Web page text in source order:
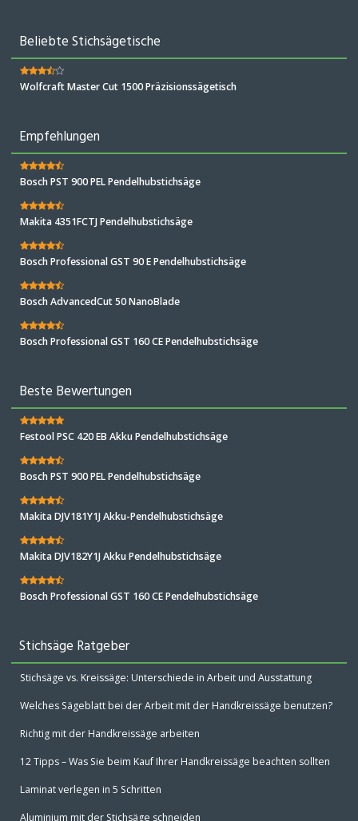
Beliebte Stichsägetische
Wolfcraft Master Cut 1500 Präzisionssägetisch
Empfehlungen
Bosch PST 900 PEL Pendelhubstichsäge
Makita 4351FCTJ Pendelhubstichsäge
Bosch Professional GST 90 E Pendelhubstichsäge
Bosch AdvancedCut 50 NanoBlade
Bosch Professional GST 160 CE Pendelhubstichsäge
Beste Bewertungen
Festool PSC 420 EB Akku Pendelhubstichsäge
Bosch PST 900 PEL Pendelhubstichsäge
Makita DJV181Y1J Akku-Pendelhubstichsäge
Makita DJV182Y1J Akku Pendelhubstichsäge
Bosch Professional GST 160 CE Pendelhubstichsäge
Stichsäge Ratgeber
Stichsäge vs. Kreissäge: Unterschiede in Arbeit und Ausstattung
Welches Sägeblatt bei der Arbeit mit der Handkreissäge benutzen?
Richtig mit der Handkreissäge arbeiten
12 Tipps – Was Sie beim Kauf Ihrer Handkreissäge beachten sollten
Laminat verlegen in 5 Schritten
Aluminium mit der Stichsäge schneiden